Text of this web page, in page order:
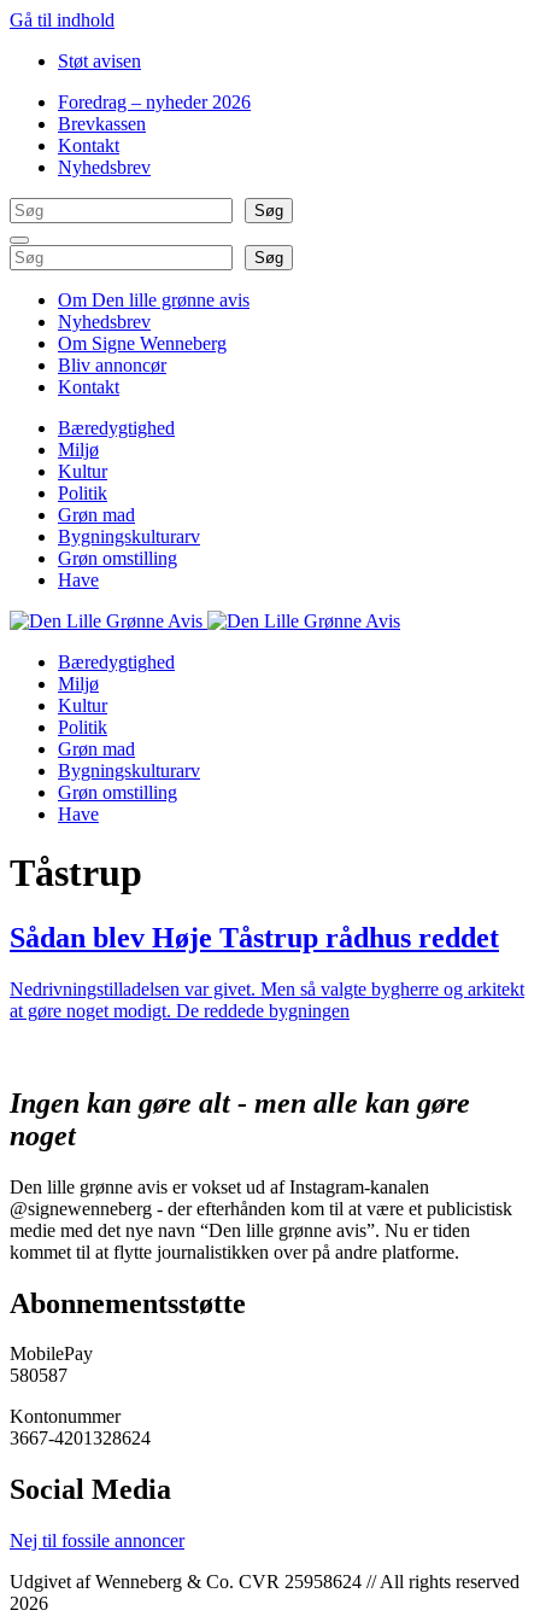
Gå til indhold
Støt avisen
Foredrag – nyheder 2026
Brevkassen
Kontakt
Nyhedsbrev
Søg
Søg
Søg Søg
Om Den lille grønne avis
Nyhedsbrev
Om Signe Wenneberg
Bliv annoncør
Kontakt
Bæredygtighed
Miljø
Kultur
Politik
Grøn mad
Bygningskulturarv
Grøn omstilling
Have
Bæredygtighed
Miljø
Kultur
Politik
Grøn mad
Bygningskulturarv
Grøn omstilling
Have
Tåstrup
Sådan blev Høje Tåstrup rådhus reddet
Nedrivningstilladelsen var givet. Men så valgte bygherre og arkitekt
at gøre noget modigt. De reddede bygningen
Ingen kan gøre alt - men alle kan gøre
noget
Den lille grønne avis er vokset ud af Instagram-kanalen
@signewenneberg - der efterhånden kom til at være et publicistisk
medie med det nye navn “Den lille grønne avis”. Nu er tiden
kommet til at flytte journalistikken over på andre platforme.
Abonnementsstøtte
MobilePay
580587
Kontonummer
3667-4201328624
Social Media
Nej til fossile annoncer
Udgivet af Wenneberg & Co. CVR 25958624 // All rights reserved
2026